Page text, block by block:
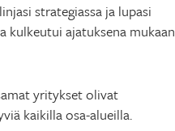
strategiassa ja lupasi
ajatuksena mukaan
yritykset olivat
kaikilla osa-alueilla.